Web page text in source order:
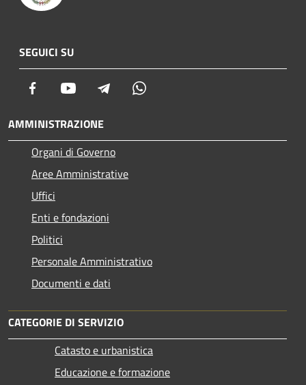
SEGUICI SU
Facebook Youtube Telegram
AMMINISTRAZIONE
Organi di Governo
Aree Amministrative
Uffici
Enti e fondazioni
Politici
Personale Amministrativo
Documenti e dati
CATEGORIE DI SERVIZIO
Catasto e urbanistica
Educazione e formazione